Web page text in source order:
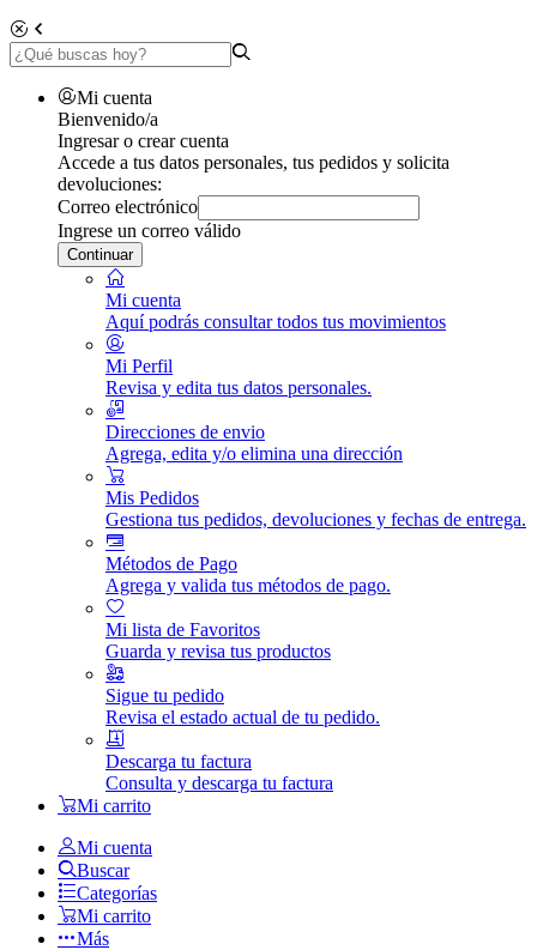
Mi cuenta
Bienvenido/a
Ingresar o crear cuenta
Accede a tus datos personales, tus pedidos y solicita
devoluciones:
Correo electrónico
Ingrese un correo válido
Continuar
Mi cuenta
Aquí podrás consultar todos tus movimientos
Mi Perfil
Revisa y edita tus datos personales.
Direcciones de envio
Agrega, edita y/o elimina una dirección
Mis Pedidos
Gestiona tus pedidos, devoluciones y fechas de entrega.
Métodos de Pago
Agrega y valida tus métodos de pago.
Mi lista de Favoritos
Guarda y revisa tus productos
Sigue tu pedido
Revisa el estado actual de tu pedido.
Descarga tu factura
Consulta y descarga tu factura
Mi carrito
Mi cuenta
Buscar
Categorías
Mi carrito
Más